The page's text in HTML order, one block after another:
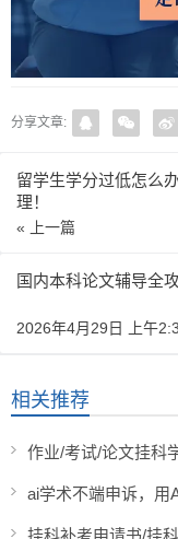
分享文章:
留学生学分过低怎么
理！
« 上一篇
国内本科论文辅导全
2026年4月29日 上午
相关推荐
作业/考试/论文挂科
挂科补考申请书/挂